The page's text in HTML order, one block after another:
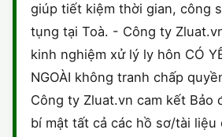
giúp tiết kiệm thời gian, công
tụng tại Toà. - Công ty
kinh nghiệm xử lý ly hôn CÓ
NGOÀI không tranh chấp
Công ty Zluat.vn cam kết Bảo
bí mật tất cả các hồ sơ/tài liệu